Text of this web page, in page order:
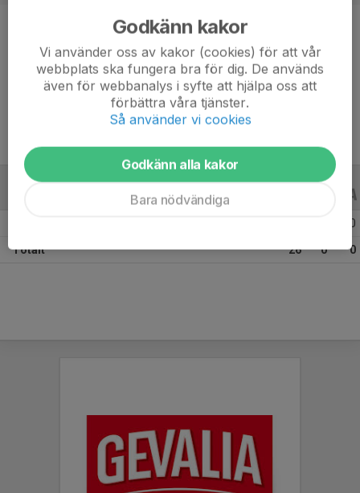
Back
Tidigare klubbar
Valbo AIF
ALLA ÅR
0
Totalt 26 0 0
Godkänn kakor
Vi använder oss av kakor (cookies) för att vår
webbplats ska fungera bra för dig. De används
även för webbanalys i syfte att hjälpa oss att
förbättra våra tjänster.
Så använder vi cookies
Godkänn alla kakor
Bara nödvändiga